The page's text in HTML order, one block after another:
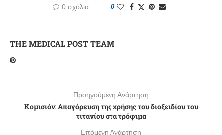
0 σχόλια 0
THE MEDICAL POST TEAM
Προηγούμενη Ανάρτηση
Kομισιόν: Aπαγόρευση της χρήσης του διοξειδίου του
τιτανίου στα τρόφιμα
Επόμενη Ανάρτηση